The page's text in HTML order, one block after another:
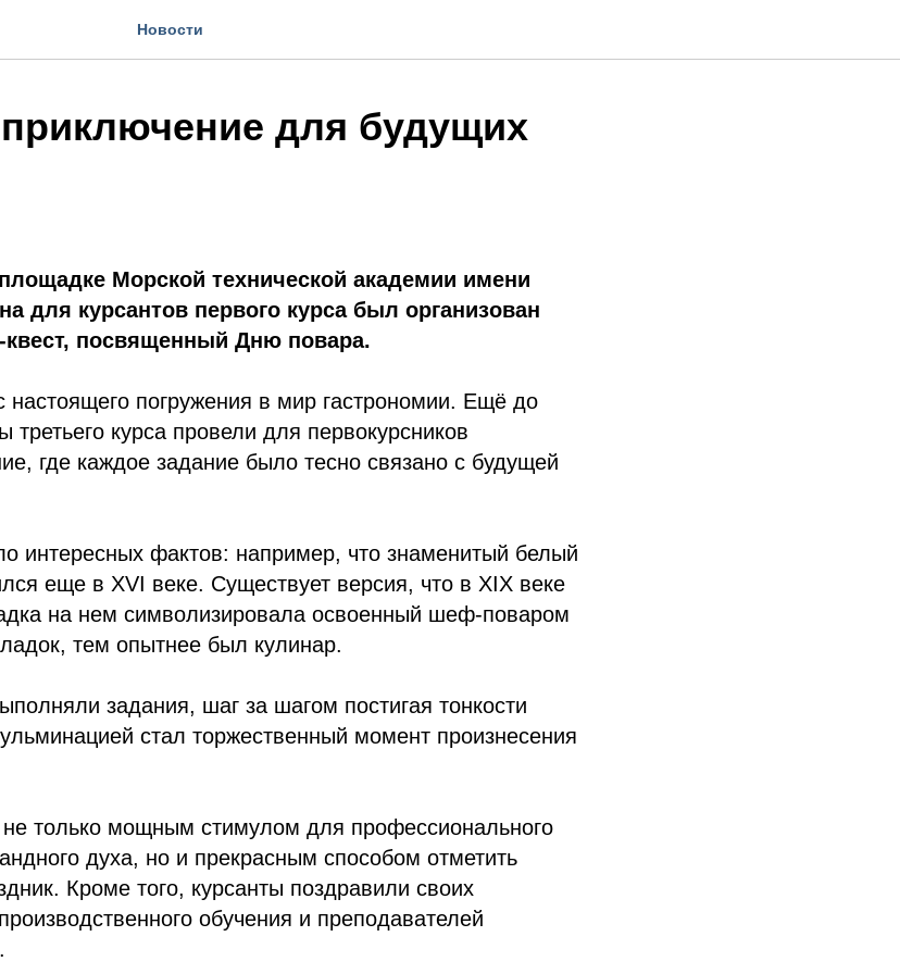
Новости
для будущих
Морской технической академии имени
для курсантов первого курса был организован
посвященный Дню повара.
настоящего погружения в мир гастрономии. Ещё до
третьего курса провели для первокурсников
где каждое задание было тесно связано с будущей
интересных фактов: например, что знаменитый белый
еще в XVI веке. Существует версия, что в XIX веке
на нем символизировала освоенный шеф-поваром
тем опытнее был кулинар.
задания, шаг за шагом постигая тонкости
стал торжественный момент произнесения
только мощным стимулом для профессионального
духа, но и прекрасным способом отметить
Кроме того, курсанты поздравили своих
обучения и преподавателей